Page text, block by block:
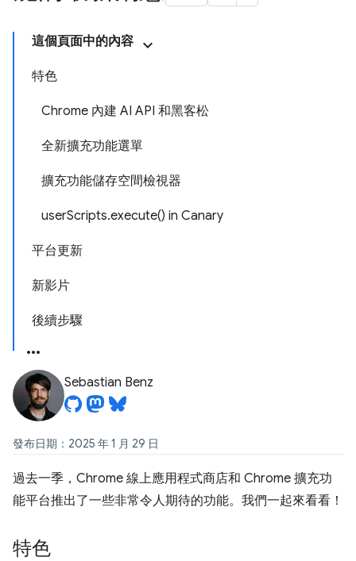
這個頁面中的內容
特色
Chrome 內建 AI API 和黑客松
全新擴充功能選單
擴充功能儲存空間檢視器
userScripts.execute() in Canary
平台更新
新影片
後續步驟
Sebastian Benz
發布日期：2025 年 1 月 29 日
過去一季，Chrome 線上應用程式商店和 Chrome 擴充功
能平台推出了一些非常令人期待的功能。我們一起來看看！
特色